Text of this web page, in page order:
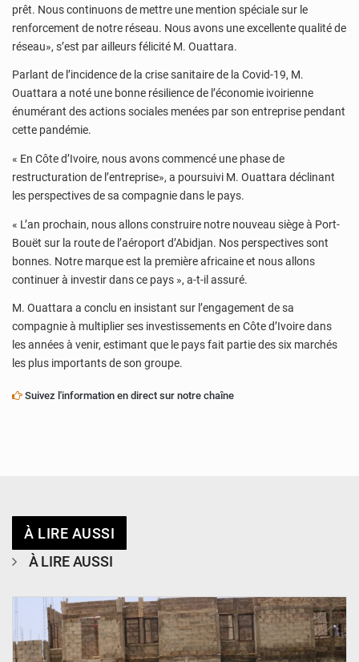
prêt. Nous continuons de mettre une mention spéciale sur le
renforcement de notre réseau. Nous avons une excellente qualité de
réseau», s’est par ailleurs félicité M. Ouattara.
Parlant de l’incidence de la crise sanitaire de la Covid-19, M.
Ouattara a noté une bonne résilience de l’économie ivoirienne
énumérant des actions sociales menées par son entreprise pendant
cette pandémie.
« En Côte d’Ivoire, nous avons commencé une phase de
restructuration de l’entreprise», a poursuivi M. Ouattara déclinant
les perspectives de sa compagnie dans le pays.
« L’an prochain, nous allons construire notre nouveau siège à Port-
Bouët sur la route de l’aéroport d’Abidjan. Nos perspectives sont
bonnes. Notre marque est la première africaine et nous allons
continuer à investir dans ce pays », a-t-il assuré.
M. Ouattara a conclu en insistant sur l’engagement de sa
compagnie à multiplier ses investissements en Côte d’Ivoire dans
les années à venir, estimant que le pays fait partie des six marchés
les plus importants de son groupe.
Suivez l'information en direct sur notre chaîne
À LIRE AUSSI
À LIRE AUSSI